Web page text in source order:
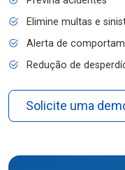
Elimine multas e
Alerta de
Redução de
Solicite uma